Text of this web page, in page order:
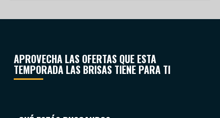
APROVECHA LAS OFERTAS QUE ESTA
TEMPORADA LAS BRISAS TIENE PARA TI